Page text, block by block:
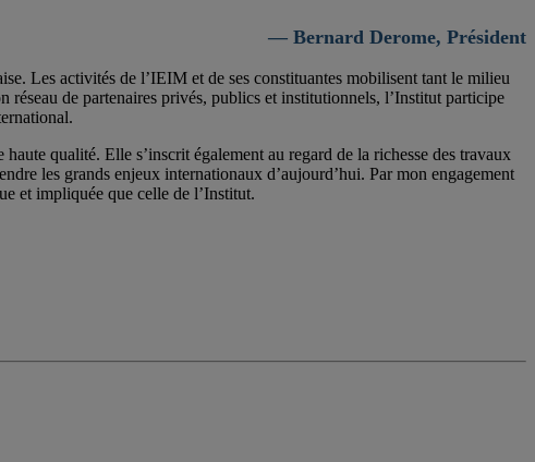
— Bernard Derome, Président
Les activités de l’IEIM et de ses constituantes mobilisent tant le milieu
réseau de partenaires privés, publics et institutionnels, l’Institut participe
qualité. Elle s’inscrit également au regard de la richesse des travaux
les grands enjeux internationaux d’aujourd’hui. Par mon engagement
et impliquée que celle de l’Institut.